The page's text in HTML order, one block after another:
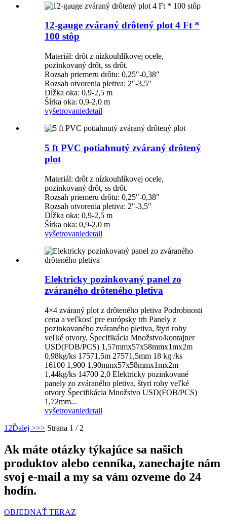
12-gauge zváraný drôtený plot 4 Ft *
100 stôp
Materiál: drôt z nízkouhlíkovej ocele,
pozinkovaný drôt, ss drôt.
Rozsah priemeru drôtu: 0,25″-0,38″
Rozsah otvorenia pletiva: 2″-3,5″
Dĺžka oka: 0,9-2,5 m
Šírka oka: 0,9-2,0 m
vyšetrovaniedetail
5 ft PVC potiahnutý zváraný drôtený
plot
Materiál: drôt z nízkouhlíkovej ocele,
pozinkovaný drôt, ss drôt.
Rozsah priemeru drôtu: 0,25″-0,38″
Rozsah otvorenia pletiva: 2″-3,5″
Dĺžka oka: 0,9-2,5 m
Šírka oka: 0,9-2,0 m
vyšetrovaniedetail
Elektricky pozinkovaný panel zo
zváraného drôteného pletiva
4×4 zváraný plot z drôteného pletiva Podrobnosti
cena a veľkosť pre európsky trh Panely z
pozinkovaného zváraného pletiva, štyri rohy
veľké otvory, Špecifikácia Množstvo/kontajner
USD(FOB/PCS) 1,57mmx57x58mmx1mx2m
0,98kg/ks 17571,5m 27571,5mm 18 kg /ks
16100 1,900 1,90mmx57x58mmx1mx2m
1,44kg/ks 14700 2,0 Elektricky pozinkované
panely zo zváraného pletiva, štyri rohy veľké
otvory Špecifikácia Množstvo USD(FOB/PCS)
1,72mm...
vyšetrovaniedetail
1 2Ďalej >>> Strana 1 / 2
Ak máte otázky týkajúce sa našich
produktov alebo cenníka, zanechajte nám
svoj e-mail a my sa vám ozveme do 24
hodín.
OBJEDNAŤ TERAZ